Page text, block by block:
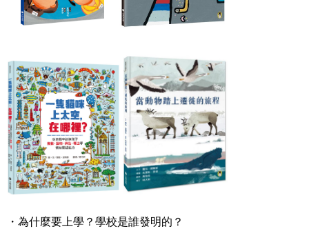
・為什麼要上學？學校是誰發明的？